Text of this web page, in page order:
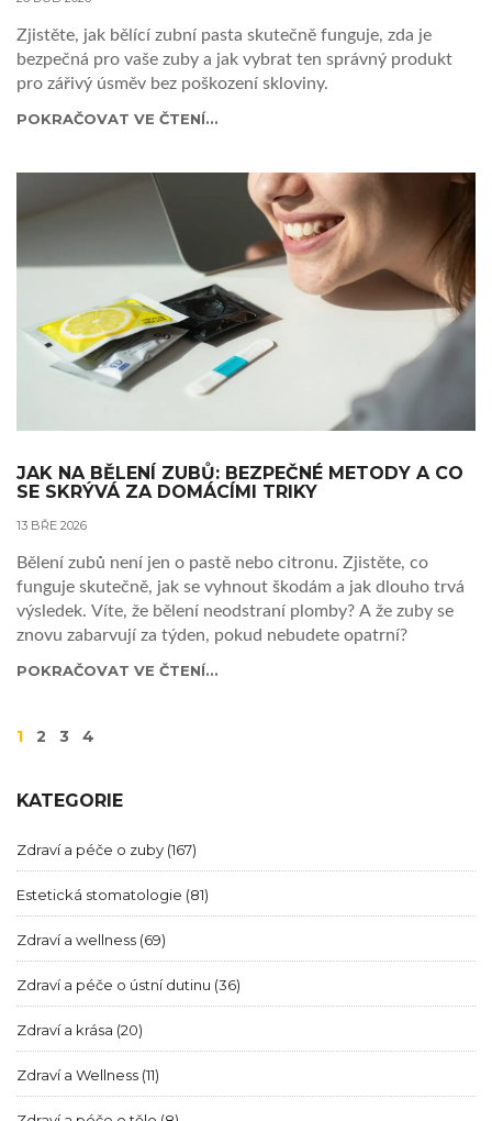
Zjistěte, jak bělící zubní pasta skutečně funguje, zda je
bezpečná pro vaše zuby a jak vybrat ten správný produkt
pro zářivý úsměv bez poškození skloviny.
POKRAČOVAT VE ČTENÍ...
JAK NA BĚLENÍ ZUBŮ: BEZPEČNÉ METODY A CO
SE SKRÝVÁ ZA DOMÁCÍMI TRIKY
13 BŘE 2026
Bělení zubů není jen o pastě nebo citronu. Zjistěte, co
funguje skutečně, jak se vyhnout škodám a jak dlouho trvá
výsledek. Víte, že bělení neodstraní plomby? A že zuby se
znovu zabarvují za týden, pokud nebudete opatrní?
POKRAČOVAT VE ČTENÍ...
1 2 3 4
KATEGORIE
Zdraví a péče o zuby (167)
Estetická stomatologie (81)
Zdraví a wellness (69)
Zdraví a péče o ústní dutinu (36)
Zdraví a krása (20)
Zdraví a Wellness (11)